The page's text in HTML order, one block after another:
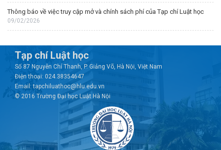
Thông báo về việc truy cập mở và chính sách phí của Tạp chí Luật học
09/02/2026
Tạp chí Luật học
Số 87 Nguyễn Chí Thanh, P. Giảng Võ, Hà Nội, Việt Nam
Điện thoại: 024.38354647
Email: tapchiluathoc@hlu.edu.vn
© 2016 Trường Đại học Luật Hà Nội